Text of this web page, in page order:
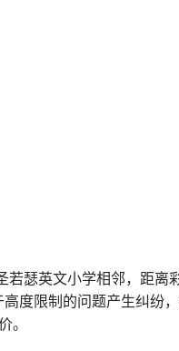
瑟英文小学相邻，距离
度限制的问题产生纠纷
。